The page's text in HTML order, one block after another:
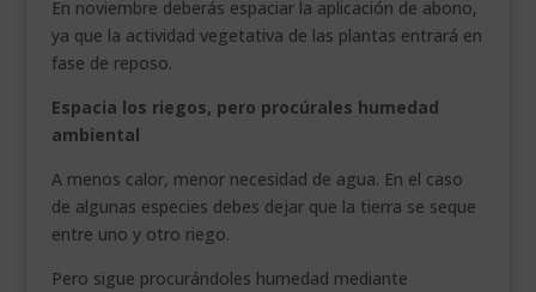
En noviembre deberás espaciar la aplicación de abono,
ya que la actividad vegetativa de las plantas entrará en
fase de reposo.
Espacia los riegos, pero procúrales humedad
ambiental
A menos calor, menor necesidad de agua. En el caso
de algunas especies debes dejar que la tierra se seque
entre uno y otro riego.
Pero sigue procurándoles humedad mediante